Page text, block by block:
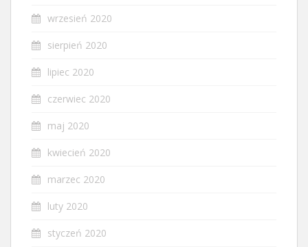
wrzesień 2020
sierpień 2020
lipiec 2020
czerwiec 2020
maj 2020
kwiecień 2020
marzec 2020
luty 2020
styczeń 2020